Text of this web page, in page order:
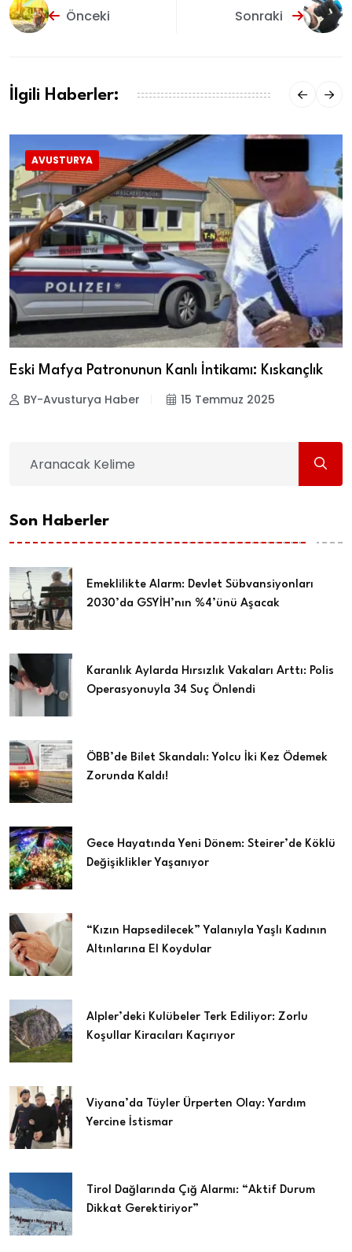
Önceki Sonraki
İlgili Haberler:
AVUSTURYA
Eski Mafya Patronunun Kanlı İntikamı: Kıskançlık
BY-Avusturya Haber 15 Temmuz 2025
Son Haberler
Emeklilikte Alarm: Devlet Sübvansiyonları
2030’da GSYİH’nın %4’ünü Aşacak
Karanlık Aylarda Hırsızlık Vakaları Arttı: Polis
Operasyonuyla 34 Suç Önlendi
ÖBB’de Bilet Skandalı: Yolcu İki Kez Ödemek
Zorunda Kaldı!
Gece Hayatında Yeni Dönem: Steirer’de Köklü
Değişiklikler Yaşanıyor
“Kızın Hapsedilecek” Yalanıyla Yaşlı Kadının
Altınlarına El Koydular
Alpler’deki Kulübeler Terk Ediliyor: Zorlu
Koşullar Kiracıları Kaçırıyor
Viyana’da Tüyler Ürperten Olay: Yardım
Yercine İstismar
Tirol Dağlarında Çığ Alarmı: “Aktif Durum
Dikkat Gerektiriyor”